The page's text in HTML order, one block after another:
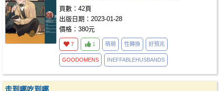
頁數：42頁
出版日期：2023-01-28
價格：380元
7 1 萌萌 性轉換 好預兆
GOODOMENS INEFFABLEHUSBANDS
走到哪吃到哪